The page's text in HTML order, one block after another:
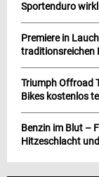
Sportenduro
Premiere in
traditionsreichen
Triumph Offroad
Bikes kostenlos
Benzin im Blut –
Hitzeschlacht